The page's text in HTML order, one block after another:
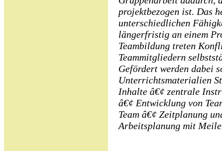
projektbezogen ist. Das
unterschiedlichen
längerfristig an einem
Teambildung treten
Teammitgliedern
Gefördert werden dabei
Unterrichtsmaterialien
Inhalte â€¢ zentrale
â€¢ Entwicklung von
Team â€¢ Zeitplanung
Arbeitsplanung mit